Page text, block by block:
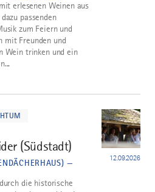
erlesenen Weinen aus
passenden
zum Feiern und
mit Freunden und
Wein trinken und ein
(Südstadt)
—
12.09.2026
die historische